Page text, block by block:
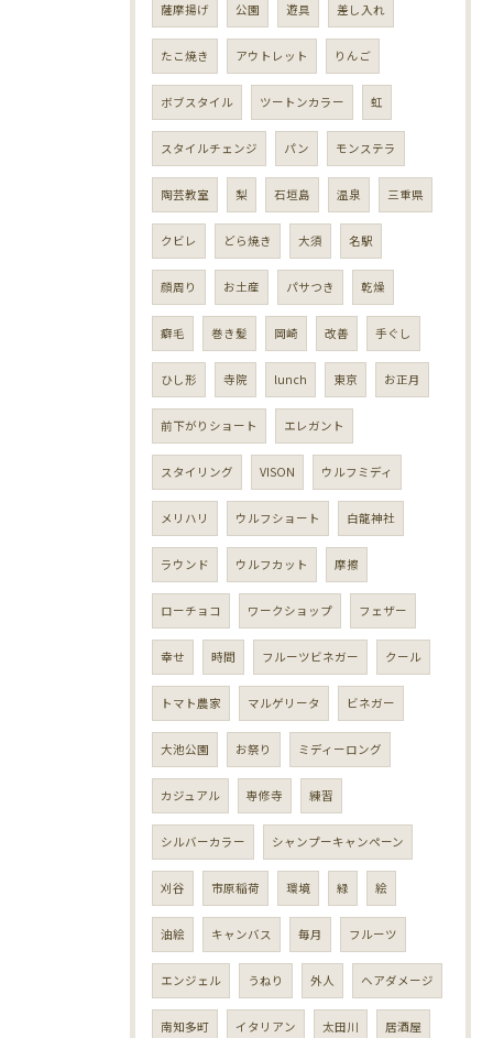
薩摩揚げ 公園 遊具 差し入れ
たこ焼き アウトレット りんご
ボブスタイル ツートンカラー 虹
スタイルチェンジ パン モンステラ
陶芸教室 梨 石垣島 温泉 三重県
クビレ どら焼き 大須 名駅
顔周り お土産 パサつき 乾燥
癖毛 巻き髪 岡崎 改善 手ぐし
ひし形 寺院 lunch 東京 お正月
前下がりショート エレガント
スタイリング VISON ウルフミディ
メリハリ ウルフショート 白龍神社
ラウンド ウルフカット 摩擦
ローチョコ ワークショップ フェザー
幸せ 時間 フルーツビネガー クール
トマト農家 マルゲリータ ビネガー
大池公園 お祭り ミディーロング
カジュアル 専修寺 練習
シルバーカラー シャンプーキャンペーン
刈谷 市原稲荷 環境 緑 絵
油絵 キャンバス 毎月 フルーツ
エンジェル うねり 外人 ヘアダメージ
南知多町 イタリアン 太田川 居酒屋